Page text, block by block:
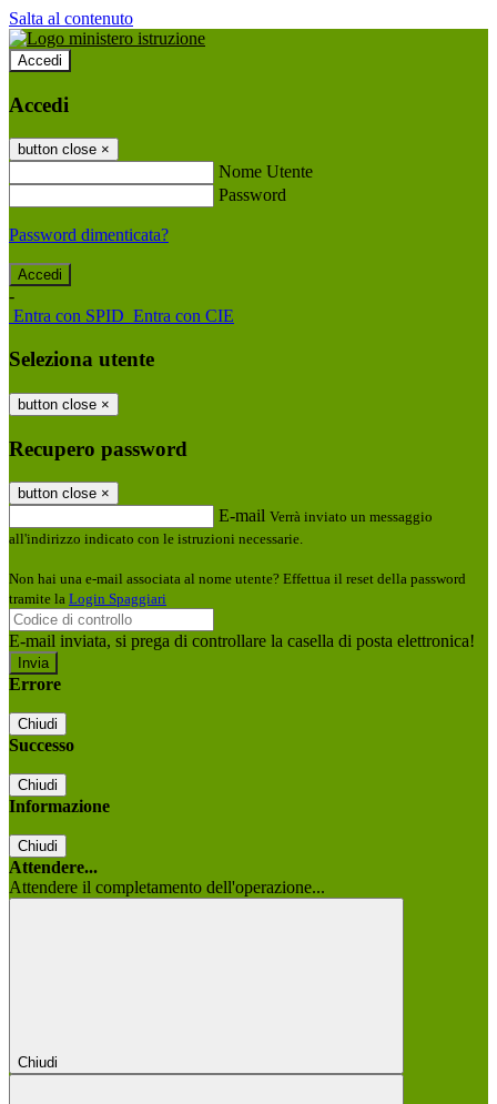
Salta al contenuto
Accedi
Accedi
button close ×
Nome Utente
Password
Password dimenticata?
-
Entra con SPID Entra con CIE
Seleziona utente
button close ×
Recupero password
button close ×
E-mail Verrà inviato un messaggio
all'indirizzo indicato con le istruzioni necessarie.
Non hai una e-mail associata al nome utente? Effettua il reset della password
tramite la Login Spaggiari
E-mail inviata, si prega di controllare la casella di posta elettronica!
Errore
Chiudi
Successo
Chiudi
Informazione
Chiudi
Attendere...
Attendere il completamento dell'operazione...
Chiudi